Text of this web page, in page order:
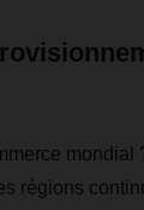
mondial
régions